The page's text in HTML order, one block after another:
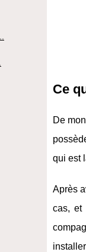
Ce
De
qui est
Après
cas, et